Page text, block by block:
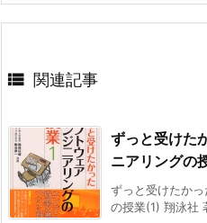
 関連記事
ずっと受けた
ニアリングの
ずっと受けたか
の授業(1) 翔泳社